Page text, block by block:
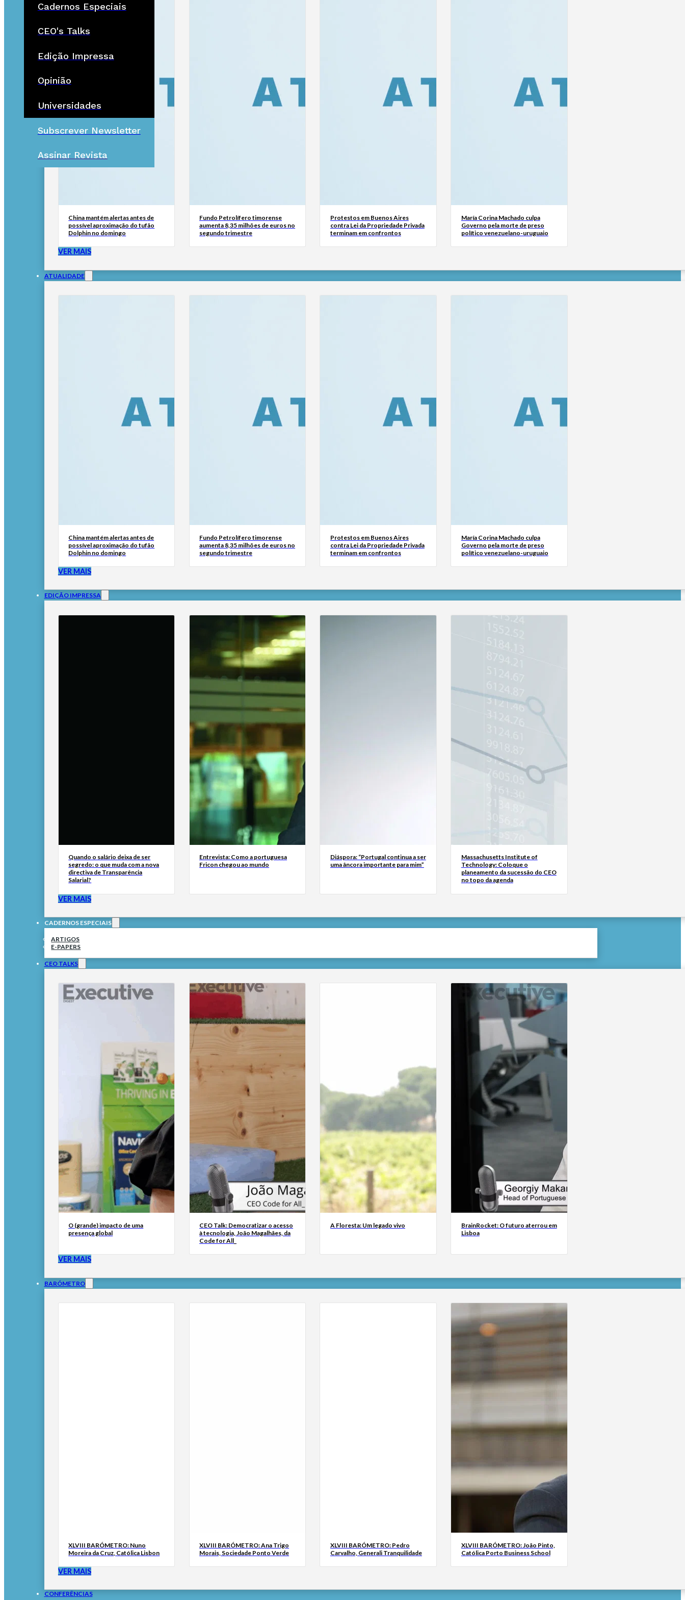
Cadernos Especiais
CEO's Talks
Edição Impressa
Opinião
Universidades
Subscrever Newsletter
Assinar Revista
China mantém alertas antes de
possível aproximação do tufão
Dolphin no domingo
Fundo Petrolífero timorense
aumenta 8,35 milhões de euros no
segundo trimestre
Protestos em Buenos Aires
contra Lei da Propriedade Privada
terminam em confrontos
María Corina Machado culpa
Governo pela morte de preso
político venezuelano-uruguaio
VER MAIS
ATUALIDADE
China mantém alertas antes de
possível aproximação do tufão
Dolphin no domingo
Fundo Petrolífero timorense
aumenta 8,35 milhões de euros no
segundo trimestre
Protestos em Buenos Aires
contra Lei da Propriedade Privada
terminam em confrontos
María Corina Machado culpa
Governo pela morte de preso
político venezuelano-uruguaio
VER MAIS
EDIÇÃO IMPRESSA
Quando o salário deixa de ser
segredo: o que muda com a nova
directiva de Transparência
Salarial?
Entrevista: Como a portuguesa
Fricon chegou ao mundo
Diáspora: “Portugal continua a ser
uma âncora importante para mim”
Massachusetts Institute of
Technology: Coloque o
planeamento da sucessão do CEO
no topo da agenda
VER MAIS
CADERNOS ESPECIAIS
ARTIGOS
E-PAPERS
CEO TALKS
O (grande) impacto de uma
presença global
CEO Talk: Democratizar o acesso
à tecnologia, João Magalhães, da
Code for All_
A Floresta: Um legado vivo
BrainRocket: O futuro aterrou em
Lisboa
VER MAIS
BARÓMETRO
XLVIII BARÓMETRO: Nuno
Moreira da Cruz, Católica Lisbon
XLVIII BARÓMETRO: Ana Trigo
Morais, Sociedade Ponto Verde
XLVIII BARÓMETRO: Pedro
Carvalho, Generali Tranquilidade
XLVIII BARÓMETRO: João Pinto,
Católica Porto Business School
VER MAIS
CONFERÊNCIAS